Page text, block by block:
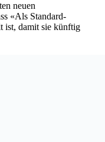
neuen
«Als Standard-
ist, damit sie künftig